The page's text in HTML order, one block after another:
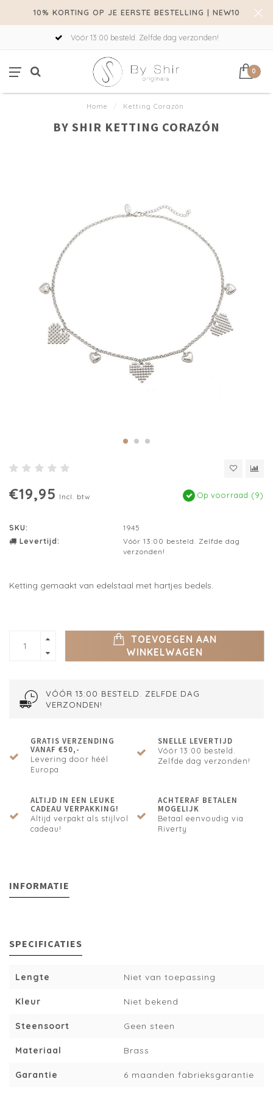
10% KORTING OP JE EERSTE BESTELLING | NEW10
Vóór 13:00 besteld. Zelfde dag verzonden!
0
Home / Ketting Corazón
BY SHIR KETTING CORAZÓN
€19,95 Incl. btw Op voorraad (9)
SKU:
1945
Levertijd:
Vóór 13:00 besteld. Zelfde dag
verzonden!
Ketting gemaakt van edelstaal met hartjes bedels.
TOEVOEGEN AAN
WINKELWAGEN
VÓÓR 13:00 BESTELD. ZELFDE DAG
VERZONDEN!
GRATIS VERZENDING
VANAF €50,-
Levering door héél
Europa
SNELLE LEVERTIJD
Vóór 13:00 besteld.
Zelfde dag verzonden!
ALTIJD IN EEN LEUKE
CADEAU VERPAKKING!
Altijd verpakt als stijlvol
cadeau!
ACHTERAF BETALEN
MOGELIJK
Betaal eenvoudig via
Riverty
INFORMATIE
SPECIFICATIES
Lengte Niet van toepassing
Kleur Niet bekend
Steensoort Geen steen
Materiaal Brass
Garantie 6 maanden fabrieksgarantie